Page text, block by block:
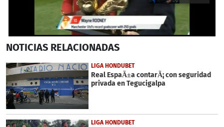
seconds
13
seconds
NOTICIAS RELACIONADAS
LIGA HONDUBET
Real EspaÃ±a contarÃ¡ con seguridad
privada en Tegucigalpa
LIGA HONDUBET